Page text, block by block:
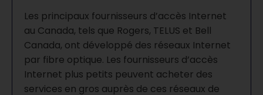
Les principaux fournisseurs d’accès Internet
au Canada, tels que Rogers, TELUS et Bell
Canada, ont développé des réseaux Internet
par fibre optique. Les fournisseurs d’accès
Internet plus petits peuvent acheter des
services en gros auprès de ces réseaux de